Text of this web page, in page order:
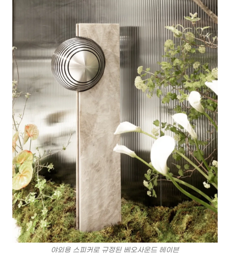
야외용 스피커로 규정된 베오사운드 헤이븐